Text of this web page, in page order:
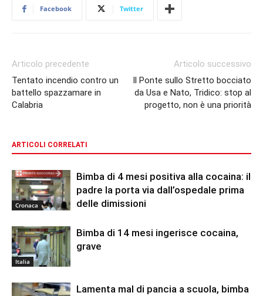
Facebook Twitter
Articolo precedente
Tentato incendio contro un
battello spazzamare in
Calabria
Articolo successivo
Il Ponte sullo Stretto bocciato
da Usa e Nato, Tridico: stop al
progetto, non è una priorità
ARTICOLI CORRELATI
Cronaca
Bimba di 4 mesi positiva alla cocaina: il
padre la porta via dall’ospedale prima
delle dimissioni
Italia
Bimba di 14 mesi ingerisce cocaina,
grave
Lamenta mal di pancia a scuola, bimba